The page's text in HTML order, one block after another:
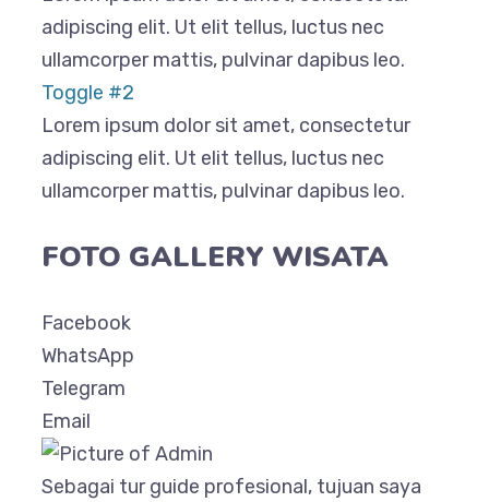
adipiscing elit. Ut elit tellus, luctus nec
ullamcorper mattis, pulvinar dapibus leo.
Toggle #2
Lorem ipsum dolor sit amet, consectetur
adipiscing elit. Ut elit tellus, luctus nec
ullamcorper mattis, pulvinar dapibus leo.
FOTO GALLERY WISATA
Facebook
WhatsApp
Telegram
Email
Sebagai tur guide profesional, tujuan saya